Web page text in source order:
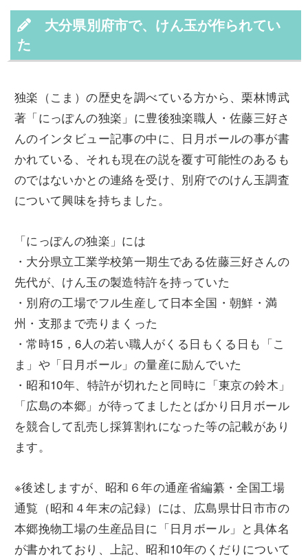
大分県別府市で、けん玉が作られてい
た
独楽（こま）の歴史を調べている方から、栗林博武
著「にっぽんの独楽」に豊後独楽職人・佐藤三好さ
んのインタビュー記事の中に、日月ボールの事が書
かれている、それも現在の説を覆す可能性のあるも
のではないかとの連絡を受け、別府でのけん玉調査
について興味を持ちました。
「にっぽんの独楽」には
・大分県立工業学校第一期生である佐藤三好さんの
先代が、けん玉の製造特許を持っていた
・別府の工場でフル生産して日本全国・朝鮮・満
州・支那まで売りまくった
・常時15，6人の若い職人がくる日もくる日も「こ
ま」や「日月ボール」の量産に励んでいた
・昭和10年、特許が切れたと同時に「東京の鈴木」
「広島の本郷」が待ってましたとばかり日月ボール
を競合して乱売し採算割れになった等の記載があり
ます。
※後述しますが、昭和６年の通産省編纂・全国工場
通覧（昭和４年末の記録）には、広島県廿日市市の
本郷挽物工場の生産品目に「日月ボール」と具体名
が書かれており、上記、昭和10年のくだりについて